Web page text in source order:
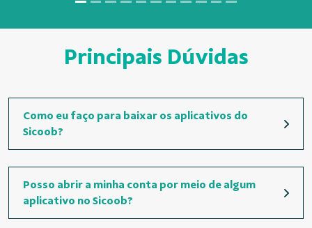
Principais Dúvidas
Como eu faço para baixar os aplicativos do
Sicoob?
Posso abrir a minha conta por meio de algum
aplicativo no Sicoob?